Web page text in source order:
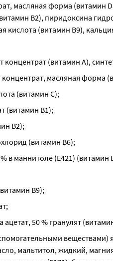
масляная форма (витамин
В2), пиридоксина
кислота (витамин В9),
концентрат (витамин А),
масляная форма
(витамин С);
(витамин В1);
В2);
(витамин В6);
в маннитоле (Е421) (витамин
В9);
50 % гранулят
веществами)
мальтитол, жидкий,